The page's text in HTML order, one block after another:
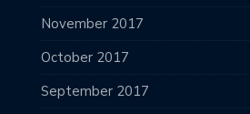
November 2017
October 2017
September 2017